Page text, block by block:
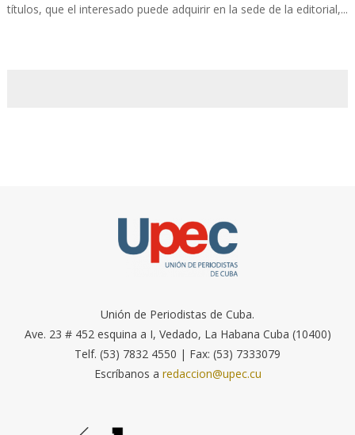
títulos, que el interesado puede adquirir en la sede de la editorial,...
Unión de Periodistas de Cuba.
Ave. 23 # 452 esquina a I, Vedado, La Habana Cuba (10400)
Telf. (53) 7832 4550 | Fax: (53) 7333079
Escríbanos a redaccion@upec.cu